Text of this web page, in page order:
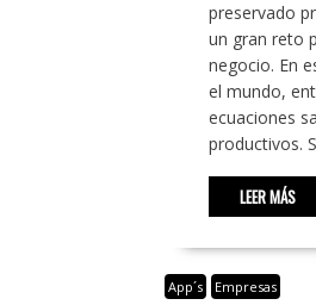
preservado
un gran reto
negocio. En
el mundo,
ecuaciones
productivos.
LEER MÁS
App´s Empresas